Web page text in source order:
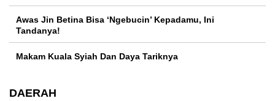
Awas Jin Betina Bisa ‘Ngebucin’ Kepadamu, Ini
Tandanya!
Makam Kuala Syiah Dan Daya Tariknya
DAERAH